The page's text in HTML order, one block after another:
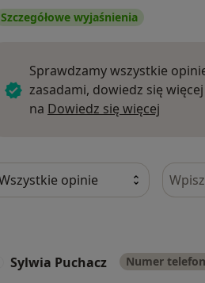
Szczegółowe wyjaśnienia
Sprawdzamy wszystkie
zasadami, dowiedz się
na Dowiedz się więcej
Sylwia Puchacz Numer